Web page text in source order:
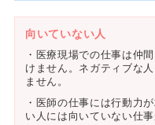
向いていない人
・医療現場での仕事は仲
けません。ネガティブな
ません。
・医師の仕事には行動力
い人には向いていない仕事